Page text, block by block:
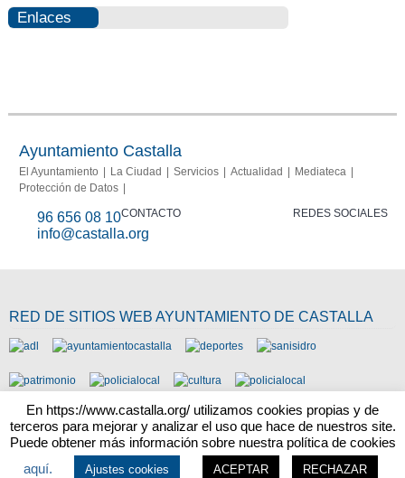
Enlaces
Photovoltaic
Fraud
Ayuntamiento Castalla
El Ayuntamiento La Ciudad Servicios Actualidad
Mediateca
Protección de Datos
CONTACTO
96 656 08 10
info@castalla.org
REDES SOCIALES
RED DE SITIOS WEB AYUNTAMIENTO DE CASTALLA
Aviso legal Política de Privacidad Política de cookies Mapa del sitio
En https://www.castalla.org/ utilizamos cookies propias y de
terceros para mejorar y analizar el uso que hace de nuestros site.
Puede obtener más información sobre nuestra política de cookies
aquí.
Ajustes cookies ACEPTAR RECHAZAR